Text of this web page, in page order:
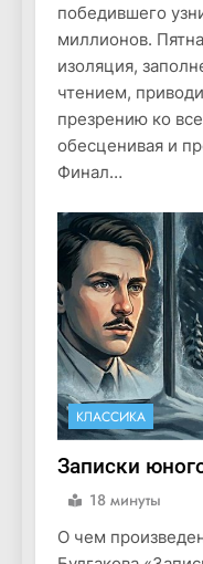
победившего
миллионов.
изоляция,
чтением,
презрению ко
обесценивая и
Финал…
КЛАССИКА
Записки
18 минуты
О чем